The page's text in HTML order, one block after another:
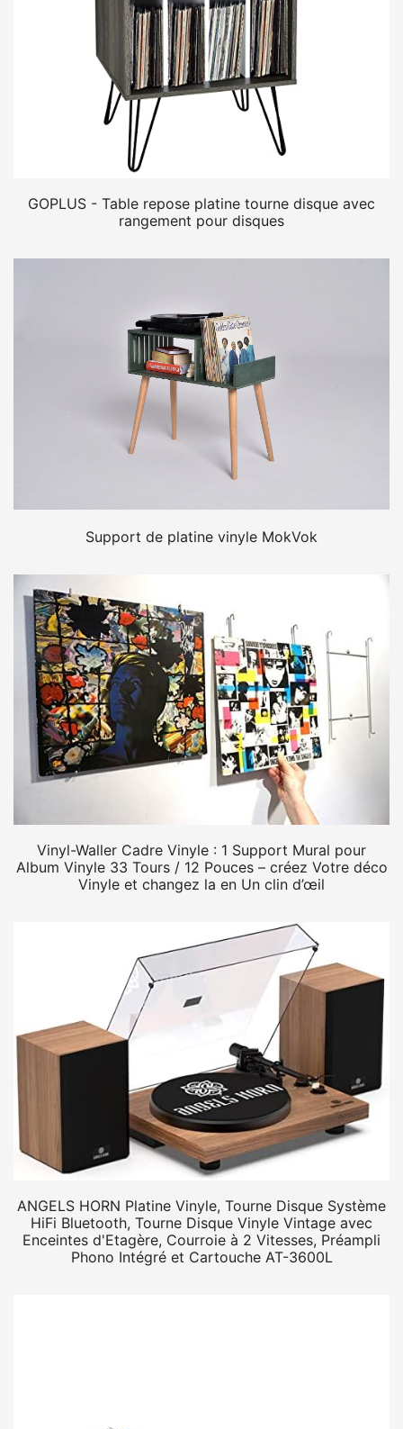
GOPLUS - Table repose platine tourne disque avec
rangement pour disques
Support de platine vinyle MokVok
Vinyl-Waller Cadre Vinyle : 1 Support Mural pour
Album Vinyle 33 Tours / 12 Pouces – créez Votre déco
Vinyle et changez la en Un clin d’œil
ANGELS HORN Platine Vinyle, Tourne Disque Système
HiFi Bluetooth, Tourne Disque Vinyle Vintage avec
Enceintes d'Etagère, Courroie à 2 Vitesses, Préampli
Phono Intégré et Cartouche AT-3600L